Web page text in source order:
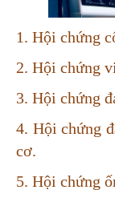
1. Hội chứng
2. Hội chứng
3. Hội chứng
4. Hội chứng
cơ.
5. Hội chứng